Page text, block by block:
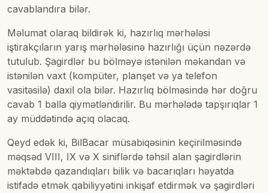
cavablandıra bilər.
Məlumat olaraq bildirək ki, hazırlıq mərhələsi
iştirakçıların yarış mərhələsinə hazırlığı üçün nəzərdə
tutulub. Şagirdlər bu bölməyə istənilən məkandan və
istənilən vaxt (kompüter, planşet və ya telefon
vasitəsilə) daxil ola bilər. Hazırlıq bölməsində hər doğru
cavab 1 balla qiymətləndirilir. Bu mərhələdə tapşırıqlar 1
ay müddətində açıq olacaq.
Qeyd edək ki, BilBacar müsabiqəsinin keçirilməsində
məqsəd VIII, IX və X siniflərdə təhsil alan şagirdlərin
məktəbdə qazandıqları bilik və bacarıqları həyatda
istifadə etmək qabiliyyətini inkişaf etdirmək və şagirdləri